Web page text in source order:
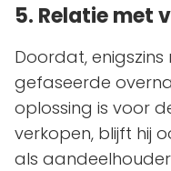
5. Relatie met
Doordat,
gefaseerde
oplossing is voor
verkopen, blijft hij
als